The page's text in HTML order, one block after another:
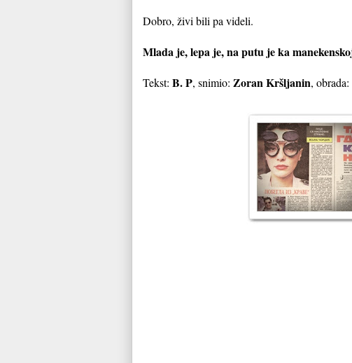
Dobro, živi bili pa videli.
Mlada je, lepa je, na putu je ka
Tekst: B. P, snimio: Zoran Kršljanin,